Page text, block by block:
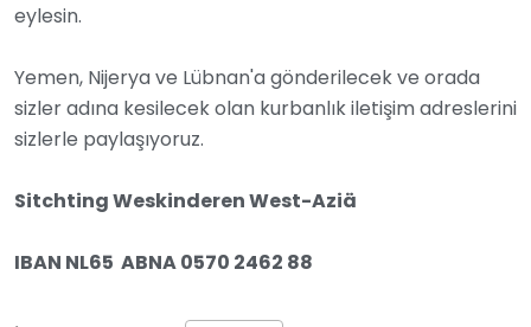
eylesin.
Yemen, Nijerya ve Lübnan'a gönderilecek ve orada
sizler adına kesilecek olan kurbanlık iletişim adreslerini
sizlerle paylaşıyoruz.
Sitchting Weskinderen West-Aziä
IBAN NL65 ABNA 0570 2462 88